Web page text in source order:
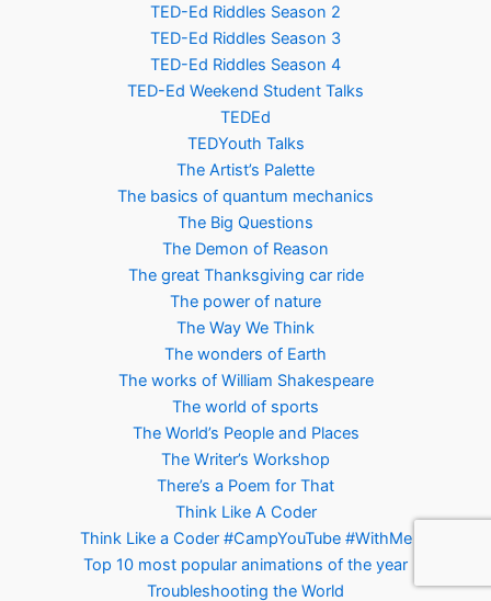
TED-Ed Riddles Season 2
TED-Ed Riddles Season 3
TED-Ed Riddles Season 4
TED-Ed Weekend Student Talks
TEDEd
TEDYouth Talks
The Artist’s Palette
The basics of quantum mechanics
The Big Questions
The Demon of Reason
The great Thanksgiving car ride
The power of nature
The Way We Think
The wonders of Earth
The works of William Shakespeare
The world of sports
The World’s People and Places
The Writer’s Workshop
There’s a Poem for That
Think Like A Coder
Think Like a Coder #CampYouTube #WithMe
Top 10 most popular animations of the year
Troubleshooting the World